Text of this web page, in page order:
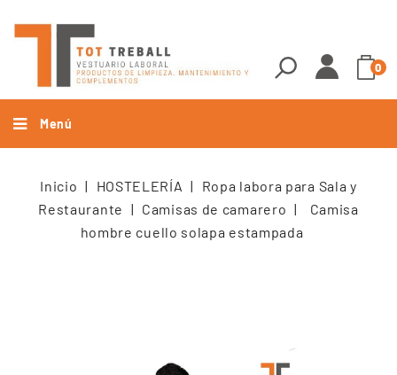
0
Menú
Inicio HOSTELERÍA
Ropa labora para Sala y
Restaurante
Camisas de camarero
Camisa
hombre cuello solapa estampada